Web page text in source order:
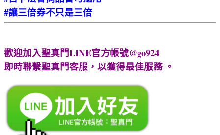
#讓三倍券不只是三倍
歡迎加入聖真門LINE官方帳號@go924
即時聯繫聖真門客服，以獲得最佳服務 。